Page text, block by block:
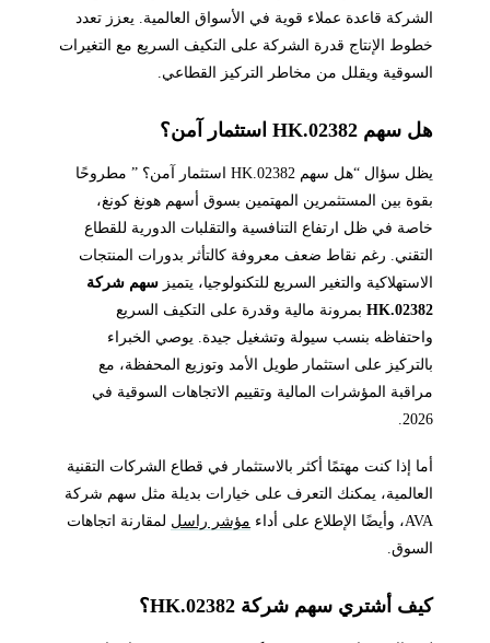
الشركة قاعدة عملاء قوية في الأسواق العالمية. يعزز تعدد
خطوط الإنتاج قدرة الشركة على التكيف السريع مع التغيرات
السوقية ويقلل من مخاطر التركيز القطاعي.
هل سهم 02382.HK استثمار آمن؟
يظل سؤال “هل سهم 02382.HK استثمار آمن؟ ” مطروحًا
بقوة بين المستثمرين المهتمين بسوق أسهم هونغ كونغ،
خاصة في ظل ارتفاع التنافسية والتقلبات الدورية للقطاع
التقني. رغم نقاط ضعف معروفة كالتأثر بدورات المنتجات
الاستهلاكية والتغير السريع للتكنولوجيا، يتميز سهم شركة
02382.HK
بمرونة مالية وقدرة على التكيف السريع
واحتفاظه بنسب سيولة وتشغيل جيدة. يوصي الخبراء
بالتركيز على استثمار طويل الأمد وتوزيع المحفظة، مع
مراقبة المؤشرات المالية وتقييم الاتجاهات السوقية في
2026.
أما إذا كنت مهتمًا أكثر بالاستثمار في قطاع الشركات التقنية
العالمية، يمكنك التعرف على خيارات بديلة مثل سهم شركة
AVA، وأيضًا الإطلاع على أداء
مؤشر راسل لمقارنة اتجاهات
السوق.
كيف أشتري سهم شركة 02382.HK؟